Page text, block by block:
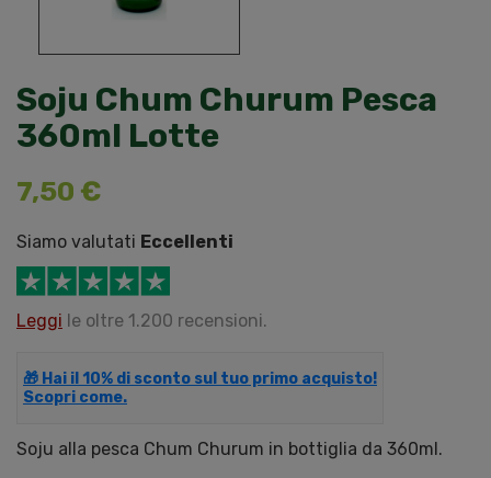
Soju Chum Churum Pesca
360ml Lotte
7,50 €
Siamo valutati Eccellenti
Leggi le oltre 1.200 recensioni.
🎁 Hai il 10% di sconto sul tuo primo acquisto!
Scopri come.
Soju alla pesca Chum Churum in bottiglia da 360ml.